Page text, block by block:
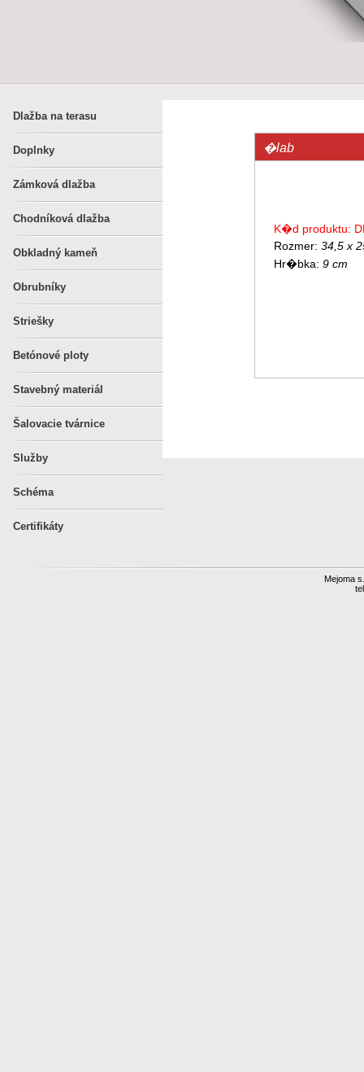
Dlažba na terasu
Doplnky
Zámková dlažba
Chodníková dlažba
Obkladný kameň
Obrubníky
Striešky
Betónové ploty
Stavebný materiál
Šalovacie tvárnice
Služby
Schéma
Certifikáty
�lab
K�d produktu:
Rozmer: 34,5 x
Hr�bka: 9 cm
Mejoma